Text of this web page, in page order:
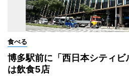
食べる
博多駅前に「西日本シティ
は飲食5店